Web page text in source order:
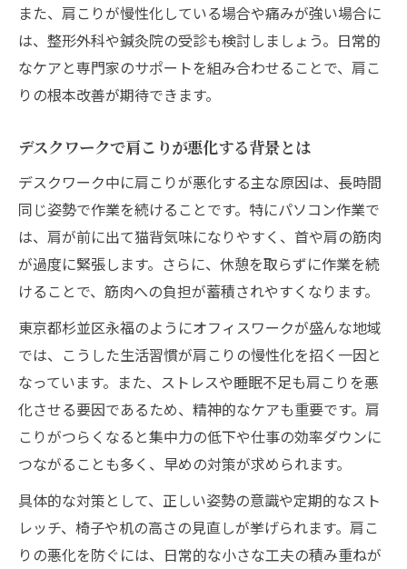
い理由
根本改善を目指す肩こりケアの最新動向
肩こり改善で注目の骨格調整法とは
肩こりを再発させない永福流セルフケア
永福で実践されている肩こりセルフケア法
肩こり再発予防に効果的な生活習慣リスト
肩こりを繰り返さない日々の姿勢改善術
肩こり対策で温めるべきタイミングとは
肩こりの再発サインを見逃さないコツ
通いやすさ重視の肩こり解消ポイント
永福エリアで通いやすい肩こり施術の特徴
比較
肩こり解消に便利なアクセス条件とは
肩こり改善で重視したい受付時間と対応力
肩こりケア選びで口コミを活かす方法
また、肩こりが慢性化している場合や痛みが強い場合に
は、整形外科や鍼灸院の受診も検討しましょう。日常的
なケアと専門家のサポートを組み合わせることで、肩こ
りの根本改善が期待できます。
デスクワークで肩こりが悪化する背景とは
デスクワーク中に肩こりが悪化する主な原因は、長時間
同じ姿勢で作業を続けることです。特にパソコン作業で
は、肩が前に出て猫背気味になりやすく、首や肩の筋肉
が過度に緊張します。さらに、休憩を取らずに作業を続
けることで、筋肉への負担が蓄積されやすくなります。
東京都杉並区永福のようにオフィスワークが盛んな地域
では、こうした生活習慣が肩こりの慢性化を招く一因と
なっています。また、ストレスや睡眠不足も肩こりを悪
化させる要因であるため、精神的なケアも重要です。肩
こりがつらくなると集中力の低下や仕事の効率ダウンに
つながることも多く、早めの対策が求められます。
具体的な対策として、正しい姿勢の意識や定期的なスト
レッチ、椅子や机の高さの見直しが挙げられます。肩こ
りの悪化を防ぐには、日常的な小さな工夫の積み重ねが